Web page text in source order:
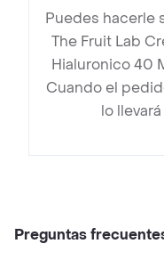
Puedes hacerle
The Fruit Lab
Hialuronico 40
Cuando el
lo
Preguntas